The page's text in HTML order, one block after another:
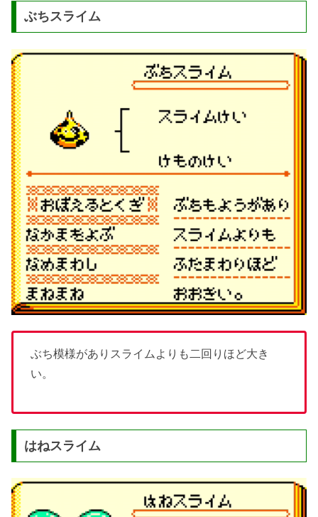
ぶちスライム
ぶち模様がありスライムよりも二回りほど大き
い。
はねスライム